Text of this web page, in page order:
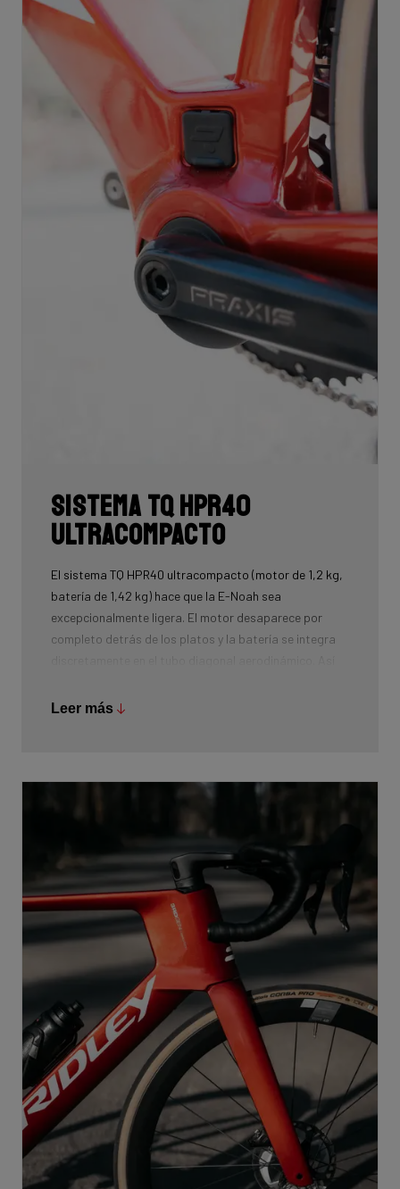
Sistema TQ HPR40
ultracompacto
El sistema TQ HPR40 ultracompacto (motor de 1,2 kg,
batería de 1,42 kg) hace que la E-Noah sea
excepcionalmente ligera. El motor desaparece por
completo detrás de los platos y la batería se integra
Noah, algo que ninguna otra marca ha logrado hasta
Leer más